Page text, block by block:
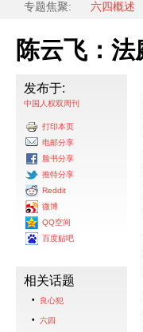
专题焦聚 六四概述
陈云飞：
发布于:
中国人权双周刊
打印本页
电邮分享
脸书分享
推特分享
Reddit
微博
QQ空间
百度贴吧
相关话题
良心犯
六四